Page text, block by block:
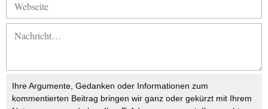
Ihre Argumente, Gedanken oder Informationen zum
kommentierten Beitrag bringen wir ganz oder gekürzt mit Ihrem